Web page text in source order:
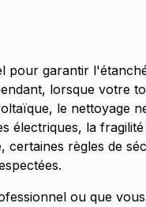
pour garantir
lorsque votre
le nettoyage
électriques, la
certaines règles de
ou que vous